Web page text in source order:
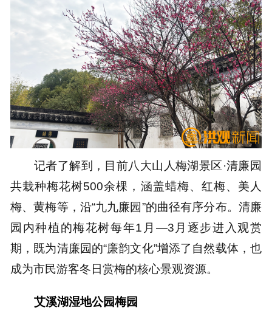
记者了解到，目前八大山人梅湖景区·清廉园
共栽种梅花树500余棵，涵盖蜡梅、红梅、美人
梅、黄梅等，沿“九九廉园”的曲径有序分布。清廉
园内种植的梅花树每年1月—3月逐步进入观赏
期，既为清廉园的“廉韵文化”增添了自然载体，也
成为市民游客冬日赏梅的核心景观资源。
艾溪湖湿地公园梅园